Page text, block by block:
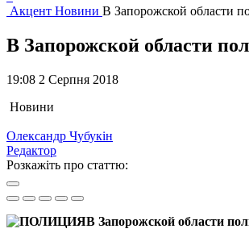
Акцент Новини В Запорожской области
В Запорожской области
19:08 2 Серпня 2018
Новини
Олександр Чубукін
Редактор
Розкажіть про статтю:
В Запорожской области